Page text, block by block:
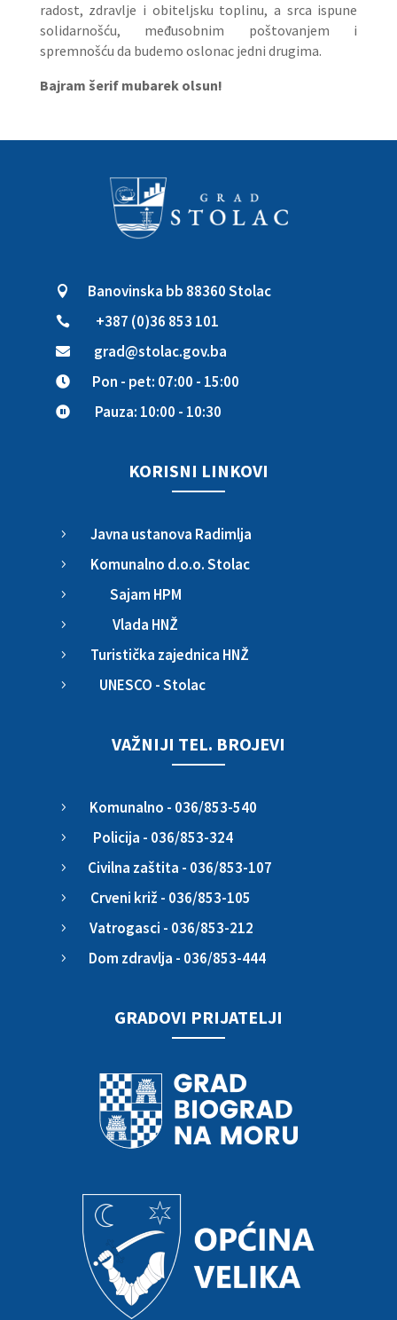
radost, zdravlje i obiteljsku toplinu, a srca ispune
solidarnošću, međusobnim poštovanjem i
spremnošću da budemo oslonac jedni drugima.
Bajram šerif mubarek olsun!
 Banovinska bb 88360 Stolac
 +387 (0)36 853 101
 grad@stolac.gov.ba
 Pon - pet: 07:00 - 15:00
 Pauza: 10:00 - 10:30
KORISNI LINKOVI
5 Javna ustanova Radimlja
5 Komunalno d.o.o. Stolac
5 Sajam HPM
5 Vlada HNŽ
5 Turistička zajednica HNŽ
5 UNESCO - Stolac
VAŽNIJI TEL. BROJEVI
5 Komunalno - 036/853-540
5 Policija - 036/853-324
5 Civilna zaštita - 036/853-107
5 Crveni križ - 036/853-105
5 Vatrogasci - 036/853-212
5 Dom zdravlja - 036/853-444
GRADOVI PRIJATELJI